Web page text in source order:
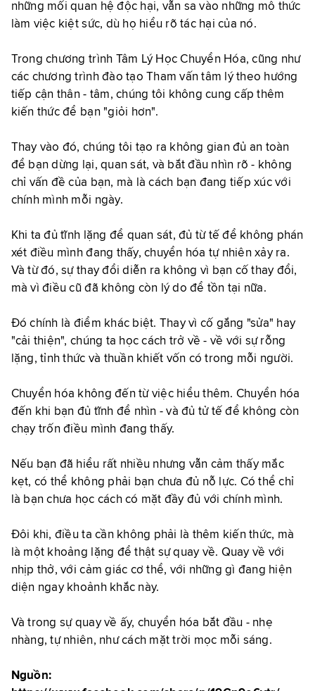
những mối quan hệ độc hại, vẫn sa vào những mô thức
làm việc kiệt sức, dù họ hiểu rõ tác hại của nó.
Trong chương trình Tâm Lý Học Chuyển Hóa, cũng như
các chương trình đào tạo Tham vấn tâm lý theo hướng
tiếp cận thân - tâm, chúng tôi không cung cấp thêm
kiến thức để bạn "giỏi hơn".
Thay vào đó, chúng tôi tạo ra không gian đủ an toàn
để bạn dừng lại, quan sát, và bắt đầu nhìn rõ - không
chỉ vấn đề của bạn, mà là cách bạn đang tiếp xúc với
chính mình mỗi ngày.
Khi ta đủ tĩnh lặng để quan sát, đủ từ tế để không phán
xét điều mình đang thấy, chuyển hóa tự nhiên xảy ra.
Và từ đó, sự thay đổi diễn ra không vì bạn cố thay đổi,
mà vì điều cũ đã không còn lý do để tồn tại nữa.
Đó chính là điểm khác biệt. Thay vì cố gắng "sửa" hay
"cải thiện", chúng ta học cách trở về - về với sự rỗng
lặng, tỉnh thức và thuần khiết vốn có trong mỗi người.
Chuyển hóa không đến từ việc hiểu thêm. Chuyển hóa
đến khi bạn đủ tĩnh để nhìn - và đủ tử tế để không còn
chạy trốn điều mình đang thấy.
Nếu bạn đã hiểu rất nhiều nhưng vẫn cảm thấy mắc
kẹt, có thể không phải bạn chưa đủ nỗ lực. Có thể chỉ
là bạn chưa học cách có mặt đầy đủ với chính mình.
Đôi khi, điều ta cần không phải là thêm kiến thức, mà
là một khoảng lặng để thật sự quay về. Quay về với
nhịp thở, với cảm giác cơ thể, với những gì đang hiện
diện ngay khoảnh khắc này.
Và trong sự quay về ấy, chuyển hóa bắt đầu - nhẹ
nhàng, tự nhiên, như cách mặt trời mọc mỗi sáng.
Nguồn: